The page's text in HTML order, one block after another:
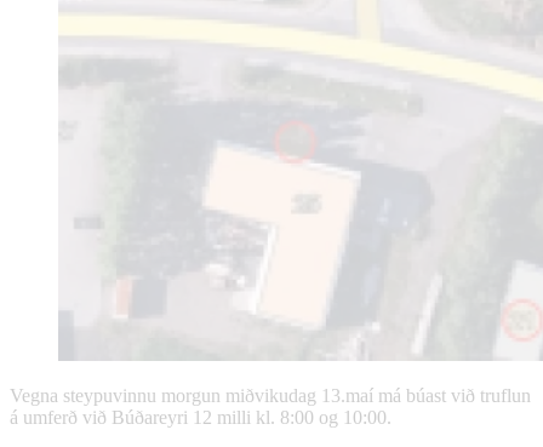
Vegna steypuvinnu morgun miðvikudag 13.maí má búast við truflun
á umferð við Búðareyri 12 milli kl. 8:00 og 10:00.